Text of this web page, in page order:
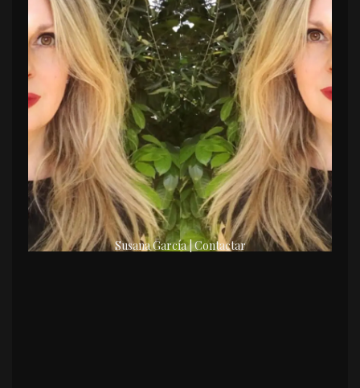
Susana García | Contactar